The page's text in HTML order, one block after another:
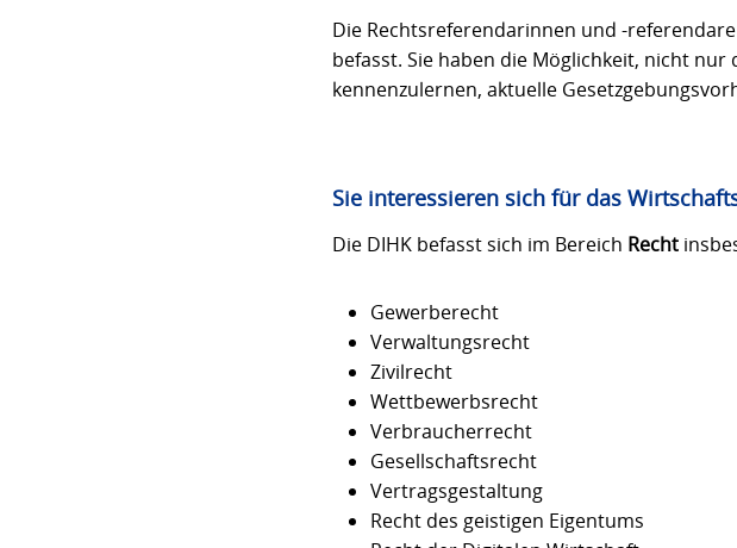
Die Rechtsreferendarinnen und -
befasst. Sie haben die Möglichkeit, nicht
kennenzulernen, aktuelle
Sie interessieren sich für das
Die DIHK befasst sich im Bereich Recht
Gewerberecht
Verwaltungsrecht
Zivilrecht
Wettbewerbsrecht
Verbraucherrecht
Gesellschaftsrecht
Vertragsgestaltung
Recht des geistigen Eigentums